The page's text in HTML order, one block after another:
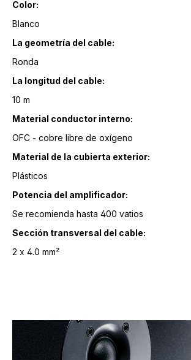
Color:
Blanco
La geometría del cable:
Ronda
La longitud del cable:
10 m
Material conductor interno:
OFC - cobre libre de oxígeno
Material de la cubierta exterior:
Plásticos
Potencia del amplificador:
Se recomienda hasta 400 vatios
Sección transversal del cable:
2 x 4.0 mm²